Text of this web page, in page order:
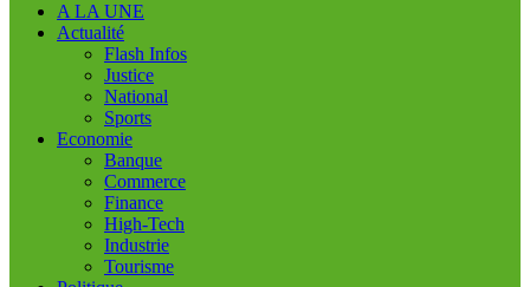
A LA UNE
Actualité
Flash Infos
Justice
National
Sports
Economie
Banque
Commerce
Finance
High-Tech
Industrie
Tourisme